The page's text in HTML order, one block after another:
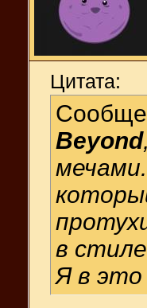
Цитата:
Beyond
в
Я в это